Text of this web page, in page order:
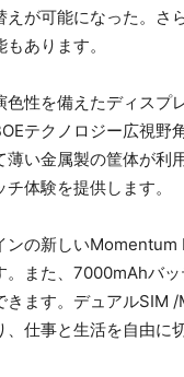
えが可能になった。
あります。
性を備えたディスプ
テクノロジー広視野
い金属製の筐体が利
体験を提供します。
ンの新しい
。また、7000mAhバ
きます。デュアル
仕事と生活を自由に